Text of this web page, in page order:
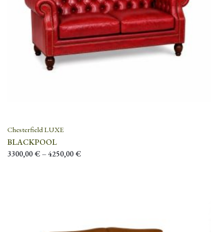
Chesterfield LUXE
BLACKPOOL
3300,00€–4250,00€